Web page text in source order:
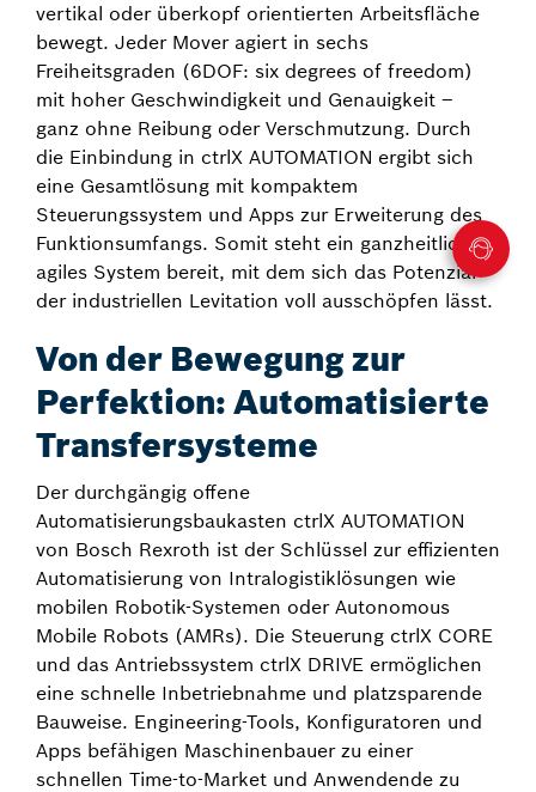
vertikal oder überkopf orientierten Arbeitsfläche
bewegt. Jeder Mover agiert in sechs
Freiheitsgraden (6DOF: six degrees of freedom)
mit hoher Geschwindigkeit und Genauigkeit –
ganz ohne Reibung oder Verschmutzung. Durch
die Einbindung in ctrlX AUTOMATION ergibt sich
eine Gesamtlösung mit kompaktem
Steuerungssystem und Apps zur Erweiterung des
Funktionsumfangs. Somit steht ein ganzheitliches,
agiles System bereit, mit dem sich das Potenzial
der industriellen Levitation voll ausschöpfen lässt.
Von der Bewegung zur
Perfektion: Automatisierte
Transfersysteme
Der durchgängig offene
Automatisierungsbaukasten ctrlX AUTOMATION
von Bosch Rexroth ist der Schlüssel zur effizienten
Automatisierung von Intralogistiklösungen wie
mobilen Robotik-Systemen oder Autonomous
Mobile Robots (AMRs). Die Steuerung ctrlX CORE
und das Antriebssystem ctrlX DRIVE ermöglichen
eine schnelle Inbetriebnahme und platzsparende
Bauweise. Engineering-Tools, Konfiguratoren und
Apps befähigen Maschinenbauer zu einer
schnellen Time-to-Market und Anwendende zu